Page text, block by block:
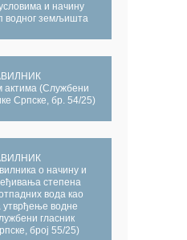
и начину
водног земљишта
актима (Службени
Српске, бр. 54/25)
о начину и
степена
вода као
утврђење водне
гласник
број 55/25)